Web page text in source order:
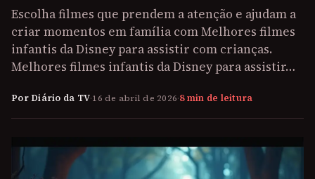
Escolha filmes que prendem a atenção e ajudam a
criar momentos em família com Melhores filmes
infantis da Disney para assistir com crianças.
Melhores filmes infantis da Disney para assistir…
Por Diário da TV·16 de abril de 2026·8 min de leitura